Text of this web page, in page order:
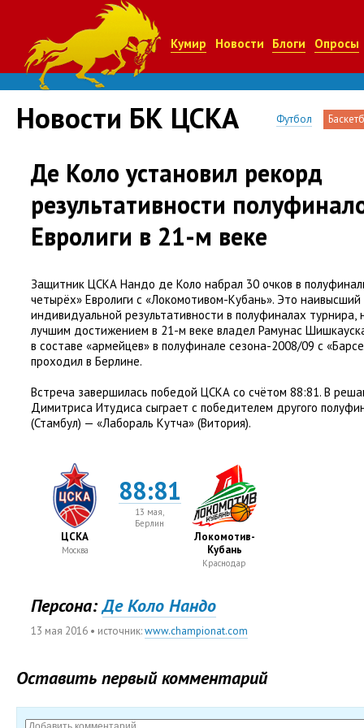
Кумир Новости Блоги Опросы
Новости БК ЦСКА Футбол
Де Коло установил рекорд
результативности
Евролиги в 21-м веке
Защитник ЦСКА Нандо де Коло набрал 30 очков в
четырёх» Евролиги с «Локомотивом-Кубань». Это наивысший
индивидуальной результативности в полуфиналах турнира,
лучшим достижением в 21-м веке владел Рамунас
в составе «армейцев» в полуфинале сезона-2008/09 с
проходил в Берлине.
Встреча завершилась победой ЦСКА со счётом 88:81. В
Димитриса Итудиса сыграет с победителем другого
(Стамбул) — «Лабораль Кутча» (Витория).
ЦСКА
Москва
88:81
13 мая,
Берлин
Локомотив-
Кубань
Краснодар
Персона: Де Коло Нандо
13 мая 2016 • источник:www.championat.com
Оставить первый комментарий